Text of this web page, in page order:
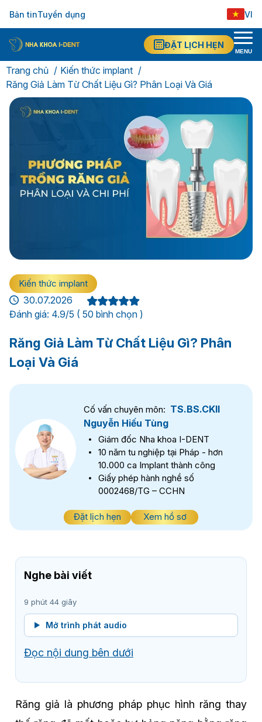
Bản tinTuyển dụng VI
ĐẶT LỊCH HẸN
MENU
Trang chủ
Kiến thức implant
Răng Giả Làm Từ Chất Liệu Gì? Phân Loại Và Giá
Kiến thức implant
30.07.2026
Đánh giá: 4.9/5 ( 50 bình chọn )
Răng Giả Làm Từ Chất Liệu Gì? Phân
Loại Và Giá
Cố vấn chuyên môn: TS.BS.CKII
Nguyễn Hiếu Tùng
Giám đốc Nha khoa I-DENT
10 năm tu nghiệp tại Pháp - hơn
10.000 ca Implant thành công
Giấy phép hành nghề số
0002468/TG – CCHN
Đặt lịch hẹn Xem hồ sơ
Nghe bài viết
9 phút 44 giây
Mở trình phát audio
Đọc nội dung bên dưới
Răng giả là phương pháp phục hình răng thay